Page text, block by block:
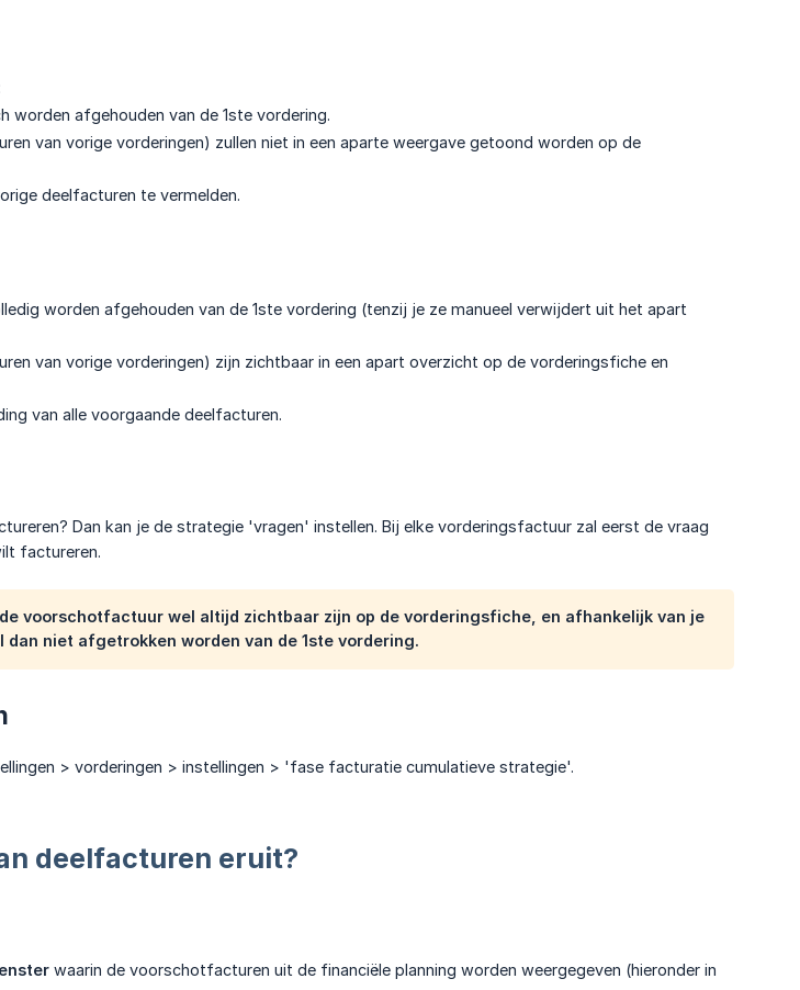
afgehouden van de 1ste vordering.
van vorige vorderingen) zullen niet in een aparte weergave getoond worden op de
deelfacturen te vermelden.
worden afgehouden van de 1ste vordering (tenzij je ze manueel verwijdert uit het apart
van vorige vorderingen) zijn zichtbaar in een apart overzicht op de vorderingsfiche en
van alle voorgaande deelfacturen.
Dan kan je de strategie 'vragen' instellen. Bij elke vorderingsfactuur zal eerst de vraag
factureren.
voorschotfactuur wel altijd zichtbaar zijn op de vorderingsfiche, en afhankelijk van je
niet afgetrokken worden van de 1ste vordering.
> vorderingen > instellingen > 'fase facturatie cumulatieve strategie'.
deelfacturen eruit?
waarin de voorschotfacturen uit de financiële planning worden weergegeven (hieronder in